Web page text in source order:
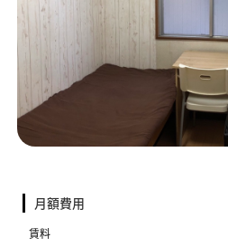
月額費用
賃料